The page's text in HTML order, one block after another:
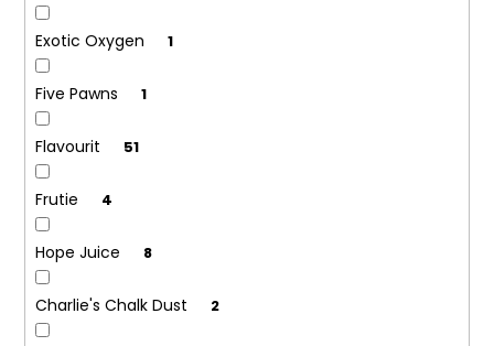
Exotic Oxygen 1
Five Pawns 1
Flavourit 51
Frutie 4
Hope Juice 8
Charlie's Chalk Dust 2